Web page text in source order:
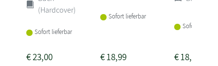
(Hardcover)
Sofort lieferbar
€23,00
Sofort lieferbar
€18,99
Sofort
€18,00